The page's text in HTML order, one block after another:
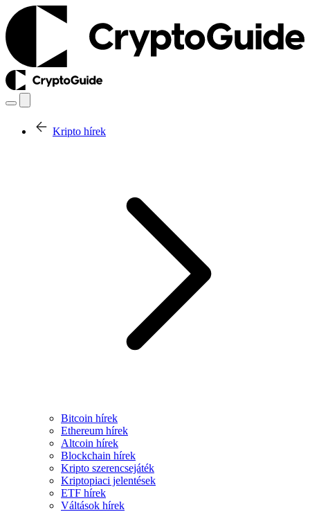
Kripto hírek
Bitcoin hírek
Ethereum hírek
Altcoin hírek
Blockchain hírek
Kripto szerencsejáték
Kriptopiaci jelentések
ETF hírek
Váltások hírek